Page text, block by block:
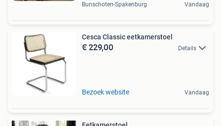
Bunschoten-Spakenburg
Vandaag
Cesca Classic eetkamerstoel
€ 229,00 Details
Bezoek website Vandaag